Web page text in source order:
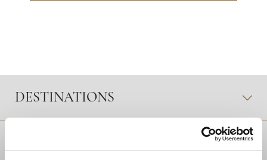
DESTINATIONS